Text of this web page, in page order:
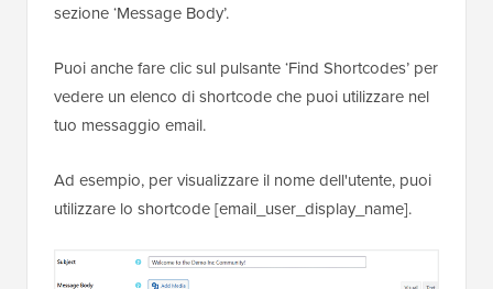
sezione ‘Message Body’.
Puoi anche fare clic sul pulsante ‘Find Shortcodes’ per
vedere un elenco di shortcode che puoi utilizzare nel
tuo messaggio email.
Ad esempio, per visualizzare il nome dell'utente, puoi
utilizzare lo shortcode [email_user_display_name].